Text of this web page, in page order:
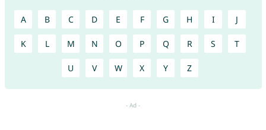
A B C D E F G H I J
K L M N O P Q R S T
U V W X Y Z